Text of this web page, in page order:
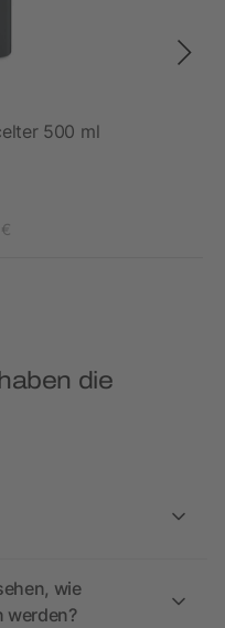
500 ml
die
wie
werden?